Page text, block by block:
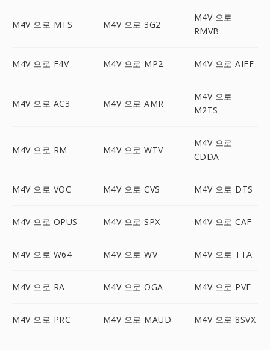
M4V 으로 MTS M4V 으로 3G2
M4V 으로
RMVB
M4V 으로 F4V M4V 으로 MP2 M4V 으로 AIFF
M4V 으로 AC3 M4V 으로 AMR
M4V 으로
M2TS
M4V 으로 RM M4V 으로 WTV
M4V 으로
CDDA
M4V 으로 VOC M4V 으로 CVS M4V 으로 DTS
M4V 으로 OPUS M4V 으로 SPX M4V 으로 CAF
M4V 으로 W64 M4V 으로 WV M4V 으로 TTA
M4V 으로 RA M4V 으로 OGA M4V 으로 PVF
M4V 으로 PRC M4V 으로 MAUD M4V 으로 8SVX